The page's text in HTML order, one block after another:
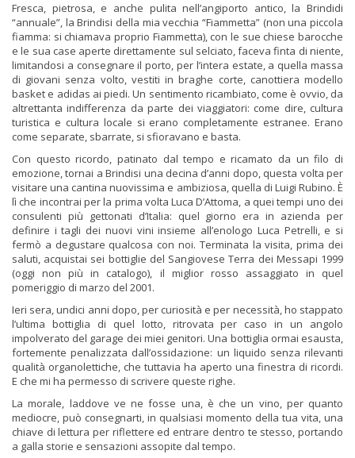
Fresca, pietrosa, e anche pulita nell’angiporto antico, la Brindidi
“annuale”, la Brindisi della mia vecchia “Fiammetta” (non una piccola
fiamma: si chiamava proprio Fiammetta), con le sue chiese barocche
e le sua case aperte direttamente sul selciato, faceva finta di niente,
limitandosi a consegnare il porto, per l’intera estate, a quella massa
di giovani senza volto, vestiti in braghe corte, canottiera modello
basket e adidas ai piedi. Un sentimento ricambiato, come è ovvio, da
altrettanta indifferenza da parte dei viaggiatori: come dire, cultura
turistica e cultura locale si erano completamente estranee. Erano
come separate, sbarrate, si sfioravano e basta.
Con questo ricordo, patinato dal tempo e ricamato da un filo di
emozione, tornai a Brindisi una decina d’anni dopo, questa volta per
visitare una cantina nuovissima e ambiziosa, quella di Luigi Rubino. È
lì che incontrai per la prima volta Luca D’Attoma, a quei tempi uno dei
consulenti più gettonati d’Italia: quel giorno era in azienda per
definire i tagli dei nuovi vini insieme all’enologo Luca Petrelli, e si
fermò a degustare qualcosa con noi. Terminata la visita, prima dei
saluti, acquistai sei bottiglie del Sangiovese Terra dei Messapi 1999
(oggi non più in catalogo), il miglior rosso assaggiato in quel
pomeriggio di marzo del 2001.
Ieri sera, undici anni dopo, per curiosità e per necessità, ho stappato
l’ultima bottiglia di quel lotto, ritrovata per caso in un angolo
impolverato del garage dei miei genitori. Una bottiglia ormai esausta,
fortemente penalizzata dall’ossidazione: un liquido senza rilevanti
qualità organolettiche, che tuttavia ha aperto una finestra di ricordi.
E che mi ha permesso di scrivere queste righe.
La morale, laddove ve ne fosse una, è che un vino, per quanto
mediocre, può consegnarti, in qualsiasi momento della tua vita, una
chiave di lettura per riflettere ed entrare dentro te stesso, portando
a galla storie e sensazioni assopite dal tempo.